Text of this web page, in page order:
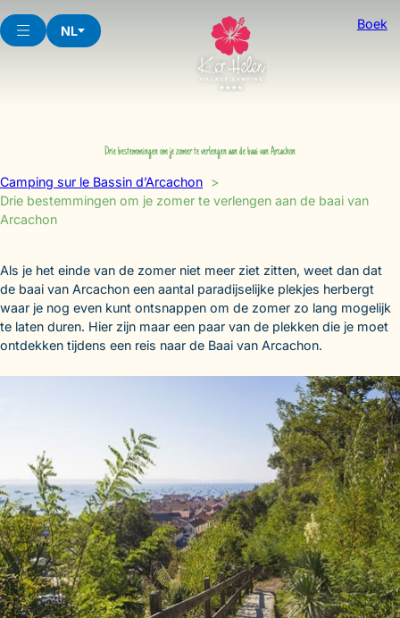
to
content
NL Boek
Drie bestemmingen om je zomer te verlengen aan de baai van Arcachon
Camping sur le Bassin d’Arcachon
Drie bestemmingen om je zomer te verlengen aan de baai van
Arcachon
Als je het einde van de zomer niet meer ziet zitten, weet dan dat
de baai van Arcachon een aantal paradijselijke plekjes herbergt
waar je nog even kunt ontsnappen om de zomer zo lang mogelijk
te laten duren. Hier zijn maar een paar van de plekken die je moet
ontdekken tijdens een reis naar de Baai van Arcachon.